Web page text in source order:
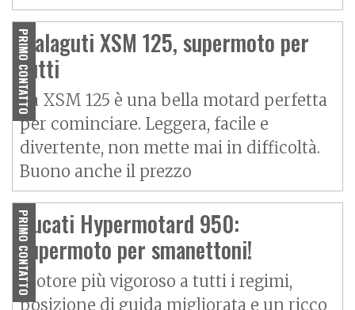
PRIMO CONTATTO
Malaguti XSM 125, supermoto per
tutti
La XSM 125 è una bella motard perfetta
per cominciare. Leggera, facile e
divertente, non mette mai in difficoltà.
Buono anche il prezzo
PRIMO CONTATTO
Ducati Hypermotard 950:
supermoto per smanettoni!
Motore più vigoroso a tutti i regimi,
posizione di guida migliorata e un ricco